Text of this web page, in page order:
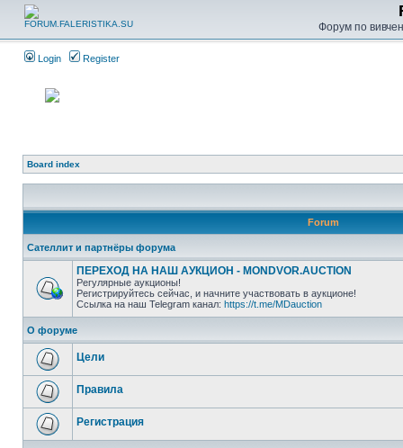
Форум по
Login Register
Board index
Forum
Сателлит и партнёры форума
ПЕРЕХОД НА НАШ АУКЦИОН - MONDVOR.AUCTION
Регулярные аукционы!
Регистрируйтесь сейчас, и начните участвовать в аукционе!
Ссылка на наш Telegram канал: https://t.me/MDauction
О форуме
Цели
Правила
Регистрация